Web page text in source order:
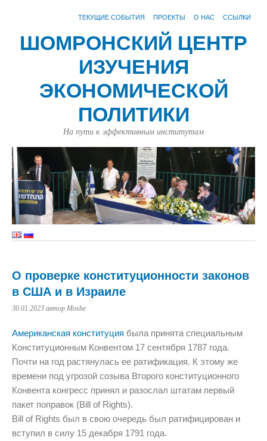
ТЕКУЩИЕ СОБЫТИЯ ПРОЕКТЫ О НАС ССЫЛКИ
ШОМРОНСКИЙ ЦЕНТР
ИЗУЧЕНИЯ
ЭКОНОМИЧЕСКОЙ
ПОЛИТИКИ
На пути к эффективным институтам
О проверке конституционности законов
в США и в Израиле
30.01.2023 автор Moshe
Американская конституция была принята специальным
Конституционным Конвентом 17 сентября 1787 года.
Почти на год растянулась ее ратификация. К этому же
времени под угрозой созыва Второго конституционного
Конвента конгресс принял и разослал штатам первый
пакет поправок (Bill of Rights).
Bill of Rights был в свою очередь был ратифицирован и
вступил в силу 15 декабря 1791 года.